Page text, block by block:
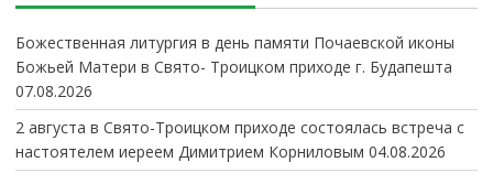
Божественная литургия в день памяти Почаевской иконы
Божьей Матери в Свято- Троицком приходе г. Будапешта
07.08.2026
2 августа в Свято-Троицком приходе состоялась встреча с
настоятелем иереем Димитрием Корниловым 04.08.2026